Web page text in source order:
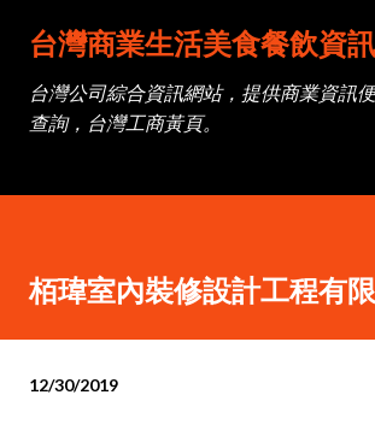
跳到主要內容
台灣商業生活美食餐飲資
台灣公司綜合資訊網站，提供商業資訊
查詢，台灣工商黃頁。
栢瑋室內裝修設計工程有
12/30/2019